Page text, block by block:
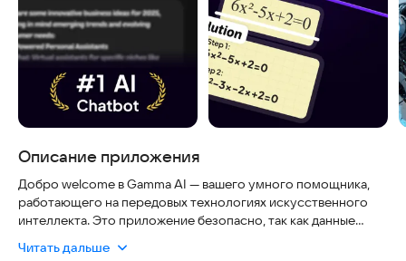
Описание приложения
Добро welcome в Gamma AI — вашего умного помощника,
работающего на передовых технологиях искусственного
интеллектa. Это приложение безопасно, так как данные
использовании благодаря интуитивному интерфейсу и
Читать дальше